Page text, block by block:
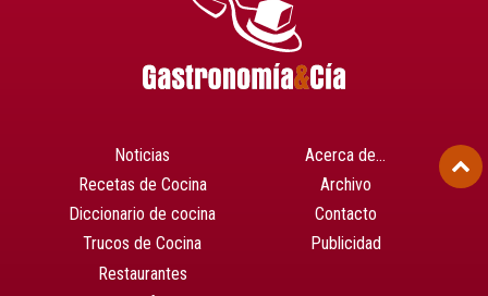
Noticias
Recetas de Cocina
Diccionario de cocina
Trucos de Cocina
Restaurantes
Acerca de…
Archivo
Contacto
Publicidad